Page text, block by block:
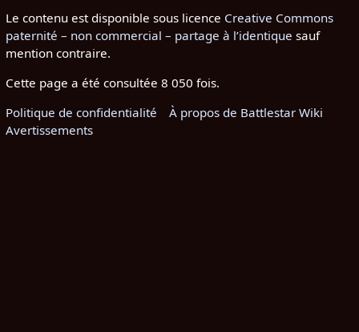
Le contenu est disponible sous licence Creative Commons
paternité – non commercial – partage à l’identique sauf
mention contraire.
Cette page a été consultée 8 050 fois.
Politique de confidentialité
À propos de Battlestar Wiki
Avertissements